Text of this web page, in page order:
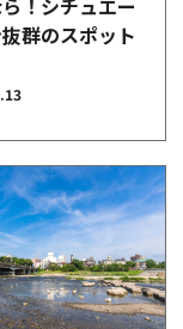
！シチュエー
群のスポット